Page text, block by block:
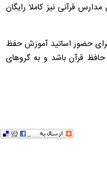
مدارس قرآنی نیز کاملا رایگان
حضور اساتید آموزش حفظ
قرآن باشد و به گروهای